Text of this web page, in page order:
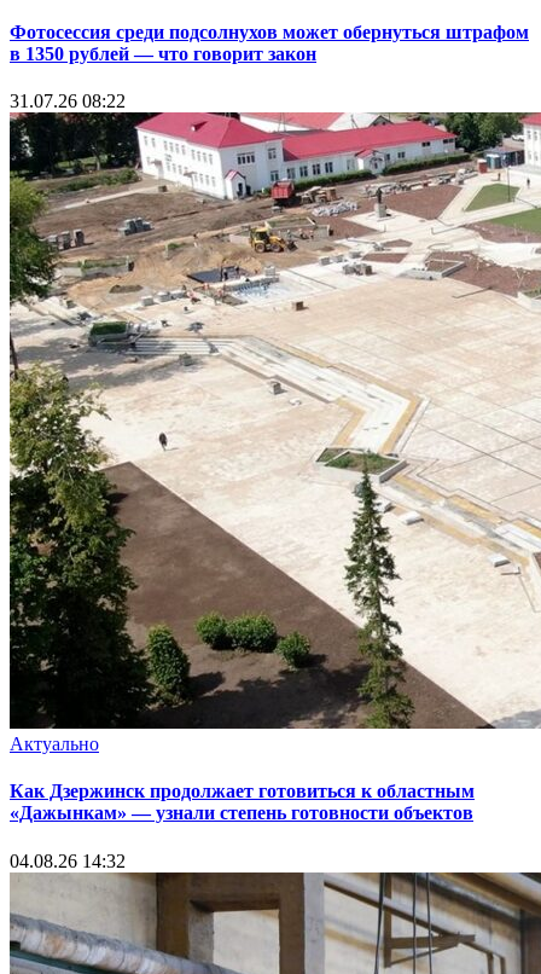
Фотосессия среди подсолнухов может обернуться штрафом
в 1350 рублей — что говорит закон
31.07.26 08:22
Актуально
Как Дзержинск продолжает готовиться к областным
«Дажынкам» — узнали степень готовности объектов
04.08.26 14:32